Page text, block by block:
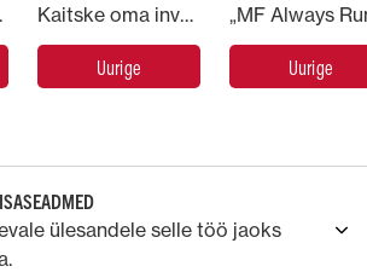
tootja.
Kaitske oma investeeringut Massey Fergusoni ja andke oma masin ekspertide kätte.
Uurige Uurige
ülesandele selle töö jaoks